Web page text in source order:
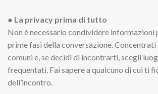
● La privacy prima di tutto
Non è necessario condividere informazioni
prime fasi della conversazione. Concentrati
comuni e, se decidi di incontrarti, scegli
frequentati. Fai sapere a qualcuno di cui ti
dell’incontro.